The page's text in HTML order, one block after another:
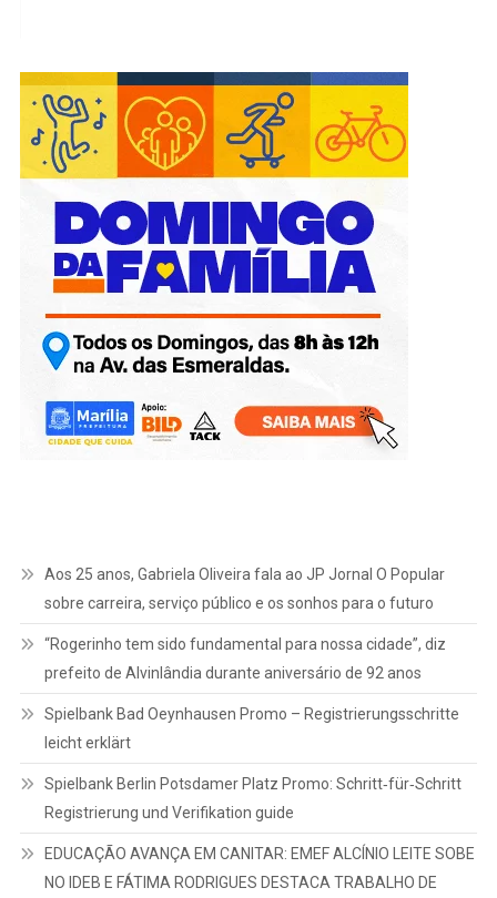
Aos 25 anos, Gabriela Oliveira fala ao JP Jornal O Popular
sobre carreira, serviço público e os sonhos para o futuro
“Rogerinho tem sido fundamental para nossa cidade”, diz
prefeito de Alvinlândia durante aniversário de 92 anos
Spielbank Bad Oeynhausen Promo – Registrierungsschritte
leicht erklärt
Spielbank Berlin Potsdamer Platz Promo: Schritt‑für‑Schritt
Registrierung und Verifikation guide
EDUCAÇÃO AVANÇA EM CANITAR: EMEF ALCÍNIO LEITE SOBE
NO IDEB E FÁTIMA RODRIGUES DESTACA TRABALHO DE